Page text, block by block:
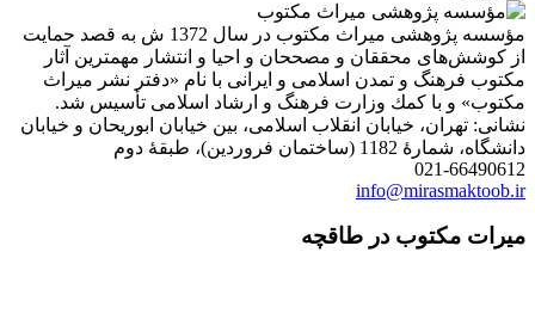
مؤسسه پژوهشی میراث مكتوب در سال 1372 ش به قصد حمایت
از كوشش‌های محققان و مصححان و احیا و انتشار مهمترین آثار
مكتوب فرهنگ و تمدن اسلامی و ایرانی با نام «دفتر نشر میراث
مكتوب» و با كمك وزارت فرهنگ و ارشاد اسلامی تأسیس شد.
نشانی: تهران، خیابان انقلاب اسلامی، بین خیابان ابوریحان و خیابان
دانشگاه، شمارۀ 1182 (ساختمان فروردین)، طبقۀ دوم
021-66490612
info@mirasmaktoob.ir
میرات مکتوب در طاقچه